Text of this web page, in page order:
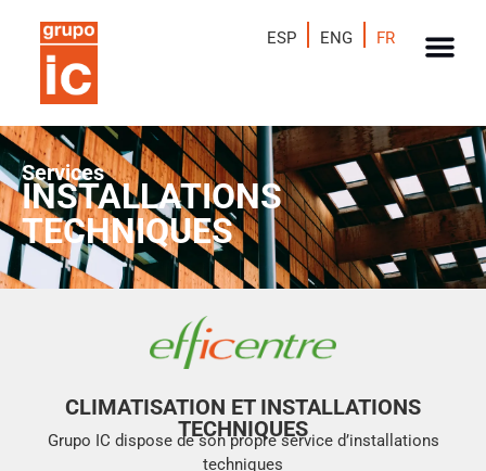
ESP ENG FR
Services
INSTALLATIONS
TECHNIQUES
CLIMATISATION ET INSTALLATIONS
TECHNIQUES
Grupo IC dispose de son propre service d’installations
techniques